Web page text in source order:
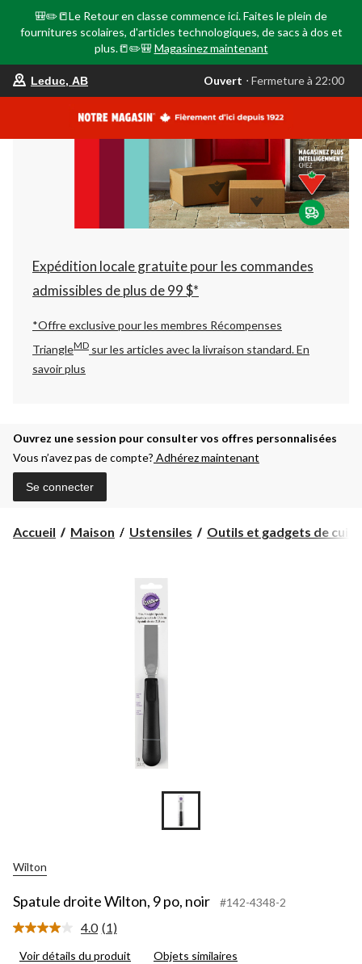
🎒✏️📒Le Retour en classe commence ici. Faites le plein de
fournitures scolaires, d'articles technologiques, de sacs à dos et
plus.📒✏️🎒 Magasinez maintenant
votre
est
AB,
Ouvert,
Fermeture
à
22:00
changer
Leduc, AB Ouvert ⋅ Fermeture à 22:00
Expédition locale gratuite pour les commandes
admissibles de plus de 99 $*
*Offre exclusive pour les membres Récompenses
TriangleMD sur les articles avec la livraison standard.En
savoir plus
Ouvrez une session pour consulter vos offres personnalisées
Vous n’avez pas de compte? Adhérez maintenant
Se connecter
Accueil Maison Ustensiles Outils et gadgets de
Wilton
Spatule droite Wilton, 9 po, noir #142-4348-2
4.0 Lire
commentaire.
(1)
Voir détails du produit Objets similaires